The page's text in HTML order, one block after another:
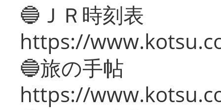
🔵ＪＲ時刻表
https://
🔵旅の手帖
https://